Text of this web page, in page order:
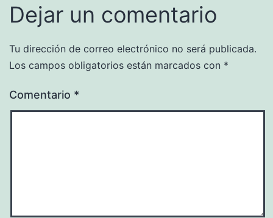
Dejar un comentario
Tu dirección de correo electrónico no será publicada.
Los campos obligatorios están marcados con *
Comentario *